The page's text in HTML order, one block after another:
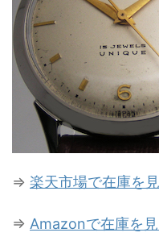
⇒ 楽天市場で在庫を
⇒ Amazonで在庫を